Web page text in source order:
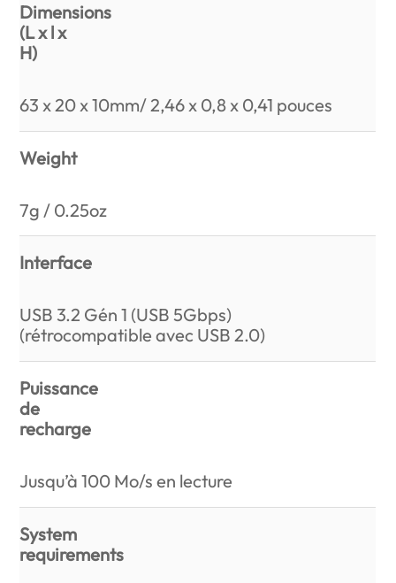
Dimensions
(L x l x
H)
63 x 20 x 10mm/ 2,46 x 0,8 x 0,41 pouces
Weight
7g / 0.25oz
Interface
USB 3.2 Gén 1 (USB 5Gbps)
(rétrocompatible avec USB 2.0)
Puissance
de
recharge
Jusqu’à 100 Mo/s en lecture
System
requirements